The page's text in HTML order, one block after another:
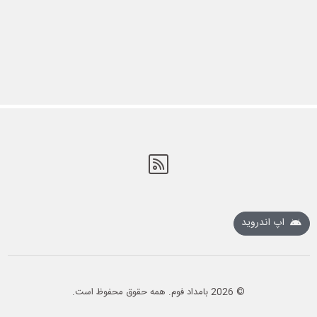
RSS
اپ اندروید
© 2026 بامداد فوم. همه حقوق محفوظ است.